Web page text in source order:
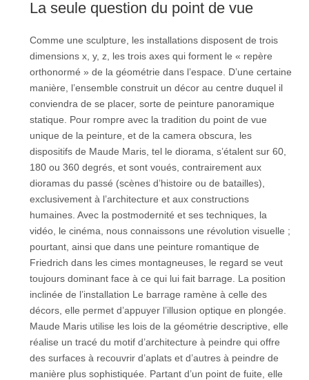
La seule question du point de vue
Comme une sculpture, les installations disposent de trois
dimensions x, y, z, les trois axes qui forment le « repère
orthonormé » de la géométrie dans l’espace. D’une certaine
manière, l’ensemble construit un décor au centre duquel il
conviendra de se placer, sorte de peinture panoramique
statique. Pour rompre avec la tradition du point de vue
unique de la peinture, et de la camera obscura, les
dispositifs de Maude Maris, tel le diorama, s’étalent sur 60,
180 ou 360 degrés, et sont voués, contrairement aux
dioramas du passé (scènes d’histoire ou de batailles),
exclusivement à l’architecture et aux constructions
humaines. Avec la postmodernité et ses techniques, la
vidéo, le cinéma, nous connaissons une révolution visuelle ;
pourtant, ainsi que dans une peinture romantique de
Friedrich dans les cimes montagneuses, le regard se veut
toujours dominant face à ce qui lui fait barrage. La position
inclinée de l’installation Le barrage ramène à celle des
décors, elle permet d’appuyer l’illusion optique en plongée.
Maude Maris utilise les lois de la géométrie descriptive, elle
réalise un tracé du motif d’architecture à peindre qui offre
des surfaces à recouvrir d’aplats et d’autres à peindre de
manière plus sophistiquée. Partant d’un point de fuite, elle